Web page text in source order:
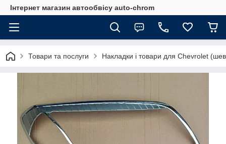
Інтернет магазин автообвісу auto-chrom
Товари та послуги Накладки і товари для Chevrolet